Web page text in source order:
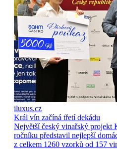
iluxus.cz
Král vín začíná třetí dekádu
Největší český vinařský projekt
ročníku představil nejlepší
z celkem 1260 vzorků od 157